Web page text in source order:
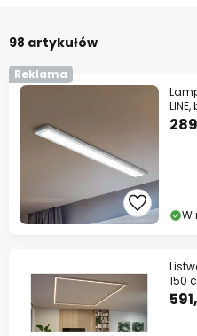
98 artykułów
Reklama
W
150
* producenci